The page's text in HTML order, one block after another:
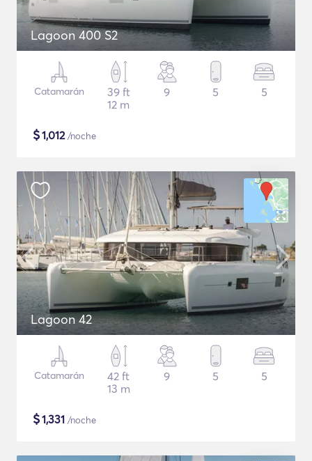
Lagoon 400 S2
Catamarán
39 ft
12 m
9 5 5
$1,012/noche
Lagoon 42
Catamarán
42 ft
13 m
9 5 5
$1,331 /noche